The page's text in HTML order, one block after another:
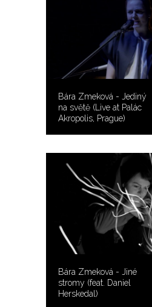
Bára Zmeková - Jediný
na světě (Live at Palác
Akropolis, Prague)
Bára Zmeková - Jiné
stromy (feat. Daniel
Herskedal)